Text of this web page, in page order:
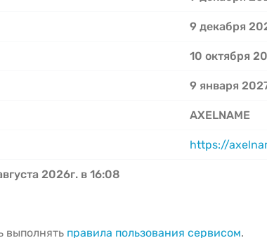
9 декабря
10 октября
9 января
AXELNAME
https://
2026г. в 16:08
выполнять правила пользования сервисом.